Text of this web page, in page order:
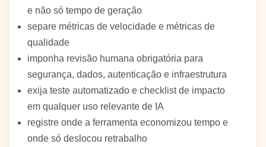
e não só tempo de geração
separe métricas de velocidade e métricas de
qualidade
imponha revisão humana obrigatória para
segurança, dados, autenticação e infraestrutura
exija teste automatizado e checklist de impacto
em qualquer uso relevante de IA
registre onde a ferramenta economizou tempo e
onde só deslocou retrabalho